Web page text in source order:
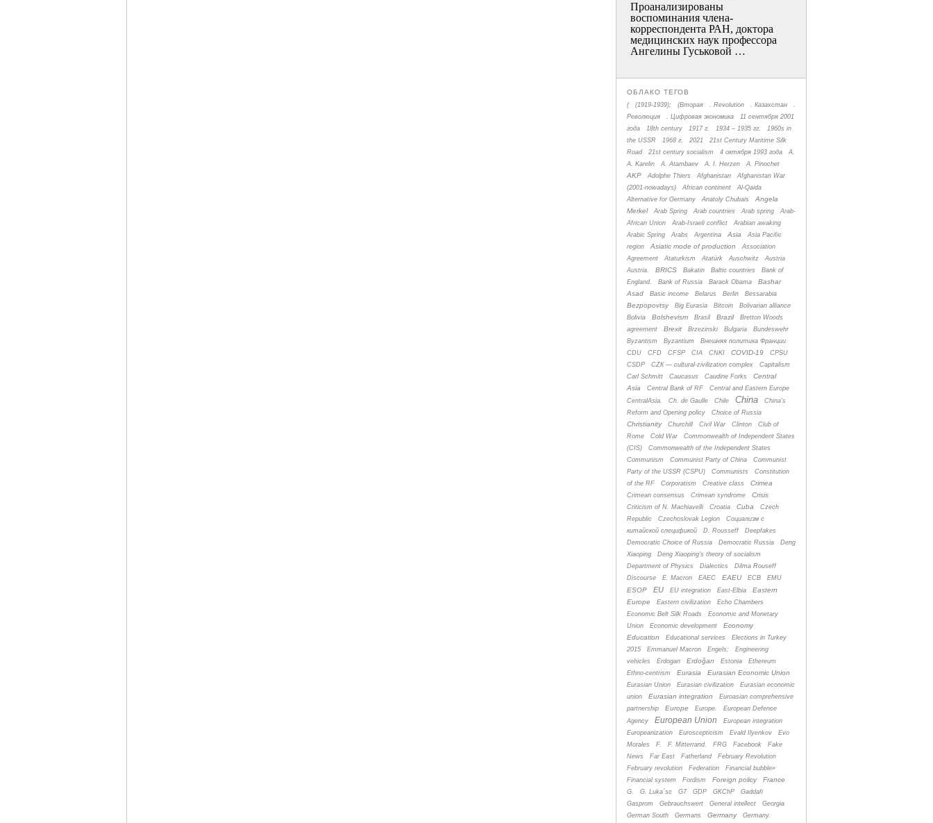
Проанализированы
воспоминания члена­
корреспондента РАН, доктора
медицинских наук профессора
Ангелины Гуськовой …
ОБЛАКО ТЕГОВ
( (1919-1939); (Вторая . Revolution . Казахстан
.
Революция
. Цифровая экономика
11 сентября 2001
года
18th century 1917 г. 1934 – 1935 гг.
1960s in
the USSR
1968 г. 2021
21st Century Maritime Silk
Road
21st century socialism 4 октября 1993 года
A.
A. Karelin
A. Atambaev A. I. Herzen A. Pinochet
AKP Adolphe Thiers Afghanistan
Afghanistan War
(2001-nowadays)
African continent
Al-Qaida
Alternative for Germany
Anatoly Chubais
Angela
Merkel
Arab Spring Arab countries Arab spring
Arab-
African Union
Arab-Israeli conflict
Arabian awaking
Arabic Spring
Arabs Argentina Asia
Asia Pacific
region
Asiatic mode of production
Association
Agreement
Ataturkism Atatürk Auschwitz
Austria
Austria.
BRICS Bakatin Baltic countries
Bank of
England.
Bank of Russia Barack Obama
Bashar
Asad
Basic income Belarus Berlin Bessarabia
Bezpopovtsy Big Eurasia Bitcoin
Bolivarian alliance
Bolivia
Bolshevism Brasil Brazil
Bretton Woods
agreement
Brexit Brzezinski Bulgaria
Bundeswehr
Byzantism
Byzantium
Bнешняя политика Франции
CDU
CFD CFSP CIA CNKI COVID-19
CPSU
CSDP
CZК — cultural-zivilization complex
Capitalism
Carl Schmitt
Caucasus Caudine Forks
Central
Asia
Central Bank of RF
Central and Eastern Europe
CentralAsia.
Ch. de Gaulle Chile China
China's
Reform and Opening policy
Choice of Russia
Christianity Churchill Civil War Clinton
Club of
Rome
Cold War
Commonwealth of Independent States
(CIS)
Commonwealth of the Independent States
Communism
Communist Party of China
Communist
Party of the USSR (CSPU)
Communists
Constitution
of the RF
Corporatism Creative class Crimea
Crimean consensus Crimean syndrome Crisis
Criticism of N. Machiavelli Croatia Cuba
Czech
Republic
Czechoslovak Legion
Cоциализм с
китайской спецификой
D. Rousseff
Deepfakes
Democratic Choice of Russia
Democratic Russia
Deng
Xiaoping
Deng Xiaoping's theory of socialism
Department of Physics
Dialectics
Dilma Rouseff
Discourse
E. Macron EAEC EAEU ECB EMU
ESOP EU EU integration East-Elbia
Eastern
Europe
Eastern civilization
Echo Chambers
Economic Belt Silk Roads
Economic and Monetary
Union
Economic development
Economy
Education
Educational services
Elections in Turkey
2015
Emmanuel Macron Engels;
Engineering
vehicles
Erdogan Erdoğan Estonia
Ethereum
Ethno-centrism
Eurasia Eurasian Economic Union
Eurasian Union Eurasian civilization
Eurasian economic
union
Eurasian integration
Euroasian comprehensive
partnership
Europe Europe.
European Defence
Agency
European Union
European integration
Europeanization
Euroscepticism Evald Ilyenkov
Evo
Morales
F. F. Mitterrand. FRG Facebook
Fake
News
Far East Fatherland
February Revolution
February revolution
Federation
Financial bubble»
Financial system
Fordism Foreign policy France
G. G. Luka´sc G7 GDP GKChP
Gaddafi
Gasprom
Gebrauchswert General intellect
Georgia
German South
Germans Germany
Germany.